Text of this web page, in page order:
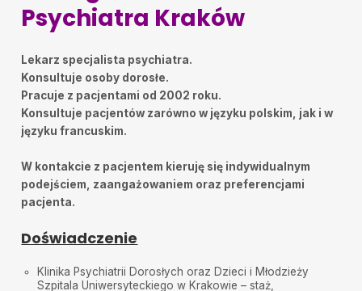
Psychiatra Kraków
Lekarz specjalista psychiatra.
Konsultuje osoby dorosłe.
Pracuje z pacjentami od 2002 roku.
Konsultuje pacjentów zarówno w języku polskim, jak i w
języku francuskim.
W kontakcie z pacjentem kieruję się indywidualnym
podejściem, zaangażowaniem oraz preferencjami
pacjenta.
Doświadczenie
Klinika Psychiatrii Dorosłych oraz Dzieci i Młodzieży
Szpitala Uniwersyteckiego w Krakowie – staż,